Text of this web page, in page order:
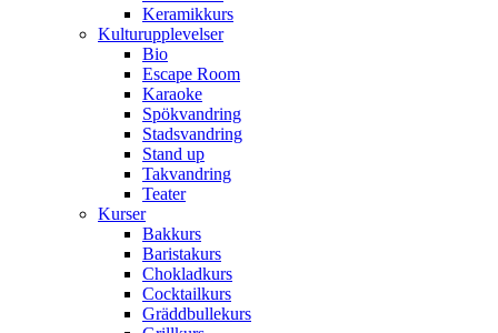
Keramikkurs
Kulturupplevelser
Bio
Escape Room
Karaoke
Spökvandring
Stadsvandring
Stand up
Takvandring
Teater
Kurser
Bakkurs
Baristakurs
Chokladkurs
Cocktailkurs
Gräddbullekurs